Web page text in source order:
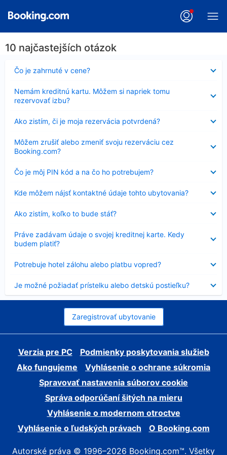
10 najčastejších otázok
Čo je zahrnuté v cene?
Nezobrazuje
sa
Nemám kreditnú kartu. Môžem si napriek tomu
rezervovať izbu?
sa
Ako zistím, či je moja rezervácia potvrdená?
sa
Môžem zrušiť alebo zmeniť svoju rezerváciu cez
Booking.com?
sa
Čo je môj PIN kód a na čo ho potrebujem?
Nezobrazuje
sa
Kde môžem nájsť kontaktné údaje tohto ubytovania?
sa
Ako zistím, koľko to bude stáť?
sa
Práve zadávam údaje o svojej kreditnej karte. Kedy
budem platiť?
sa
Potrebuje hotel zálohu alebo platbu vopred?
sa
Je možné požiadať prístelku alebo detskú postieľku?
sa
Zaregistrovať ubytovanie
Verzia pre PC
Podmienky poskytovania služieb
Ako fungujeme
Vyhlásenie o ochrane súkromia
Spravovať nastavenia súborov cookie
Správa odporúčaní šitých na mieru
Vyhlásenie o modernom otroctve
Vyhlásenie o ľudských právach
O Booking.com
Autorské práva © 1996–2026 Booking.com™. Všetky